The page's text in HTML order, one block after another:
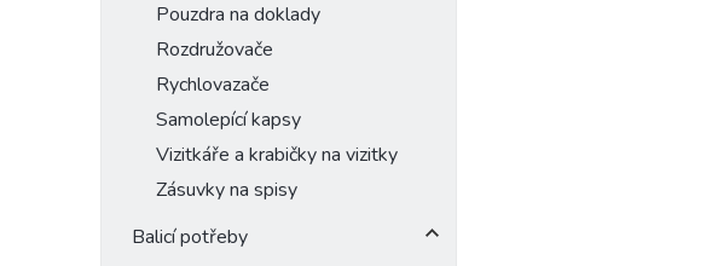
Pouzdra na doklady
Rozdružovače
Rychlovazače
Samolepící kapsy
Vizitkáře a krabičky na vizitky
Zásuvky na spisy
Balicí potřeby